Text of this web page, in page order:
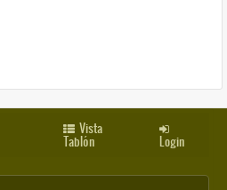
Vista
Tablón Login